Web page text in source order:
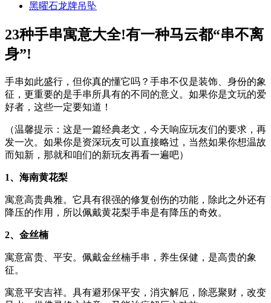
黑曜石龙牌吊坠
23种手串寓意大全!有一种马云都“串不离
身”!
手串如此盛行，但你真的懂它吗？手串不仅是装饰、身份的象
征，更重要的是手串所具有的不同的意义。如果你是文玩的爱
好者，这些一定要知道！
（温馨提示：这是一篇经典老文，今天响应玩友们的要求，再
发一次。如果你是资深玩友可以直接略过，当然如果你想温故
而知新，那就和咱们的新玩友再看一遍吧）
1、海南黄花梨
寓意高贵典雅。它具有很强的修复创伤的功能，除此之外还有
降压的作用，所以佩戴黄花梨手串是有降压的奇效。
2、金丝楠
寓意富贵、平安。佩戴金丝楠手串，养生保健，是高贵的象
征。
寓意平安吉祥。具有避邪保平安，消灾解厄，除恶聚财，改变